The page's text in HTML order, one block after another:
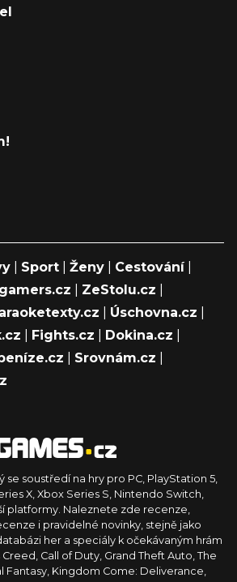
Sport Ženy Cestování|
ZeStolu.cz
Úschovna.cz
Fights.cz Dokina.cz
Srovnám.cz
se soustředí na hry pro PC, PlayStation 5,
X, Xbox Series S, Nintendo Switch,
platformy. Naleznete zde recenze,
i pravidelné novinky, stejně jako
her a speciály k očekávaným hrám
Creed, Call of Duty, Grand Theft Auto, The
Fantasy, Kingdom Come: Deliverance,